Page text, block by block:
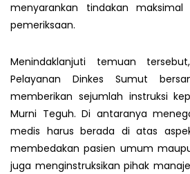
menyarankan tindakan
pemeriksaan.
Menindaklanjuti temuan
Pelayanan Dinkes Sumut
memberikan sejumlah instruksi
Murni Teguh. Di antaranya
medis harus berada di atas
membedakan pasien umum
juga menginstruksikan pihak